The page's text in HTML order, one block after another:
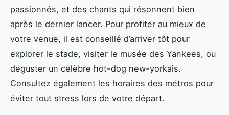
passionnés, et des chants qui résonnent bien
après le dernier lancer. Pour profiter au mieux de
votre venue, il est conseillé d’arriver tôt pour
explorer le stade, visiter le musée des Yankees, ou
déguster un célèbre hot-dog new-yorkais.
Consultez également les horaires des métros pour
éviter tout stress lors de votre départ.